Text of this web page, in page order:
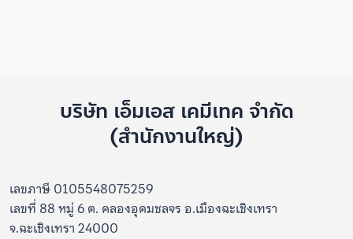
บริษัท เอ็มเอส เคมีเทค จำกัด
(สำนักงานใหญ่)
เลขภาษี 0105548075259
เลขที่ 88 หมู่ 6 ต. คลองอุดมชลจร อ.เมืองฉะเชิงเทรา
จ.ฉะเชิงเทรา 24000